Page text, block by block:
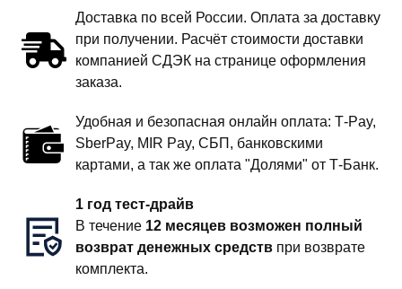
Доставка по всей России. Оплата за доставку
при получении. Расчёт стоимости доставки
компанией СДЭК на странице оформления
заказа.
Удобная и безопасная онлайн оплата: T‑Pay,
SberPay, MIR Pay, СБП, банковскими
картами, а так же оплата "Долями" от Т-Банк.
1 год тест-драйв
В течение 12 месяцев возможен полный
возврат денежных средств при возврате
комплекта.